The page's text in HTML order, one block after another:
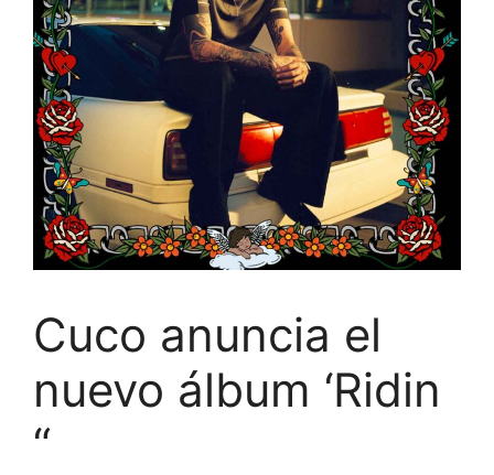
Cuco anuncia el
nuevo álbum ‘Ridin
“